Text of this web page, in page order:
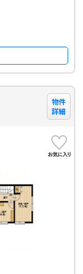
物件
詳細